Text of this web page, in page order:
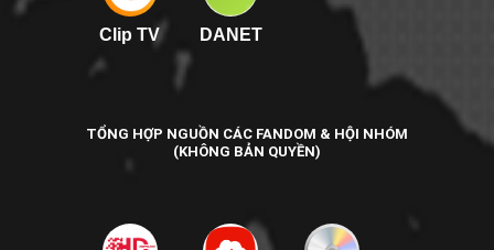
Clip TV DANET
TỔNG HỢP NGUỒN CÁC FANDOM & HỘI NHÓM
(KHÔNG BẢN QUYỀN)